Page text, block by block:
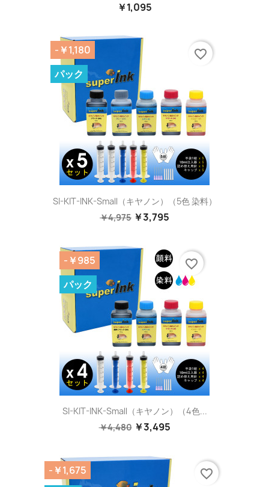
￥1,095
SI-KIT-INK-Small（キヤノン）（5色 染料）
￥4,975 ￥3,795
-￥1,180
パック
favorite_border
SI-KIT-INK-Small（キヤノン）（4色...
￥4,480 ￥3,495
-￥985
パック
favorite_border
-￥1,675
favorite_border